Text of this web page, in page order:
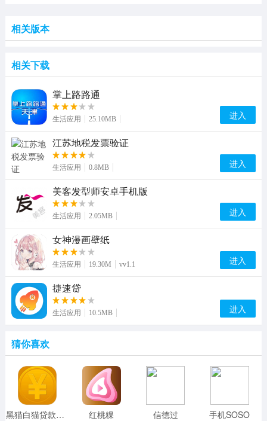
相关版本
相关下载
掌上路路通
生活应用 25.10MB 进入
江苏地税发票验证
生活应用 0.8MB 进入
美客发型师安卓手机版
生活应用 2.05MB 进入
女神漫画壁纸
生活应用 19.30M vv1.1 进入
捷速贷
生活应用 10.5MB 进入
猜你喜欢
黑猫白猫贷款app v1.0
红桃粿
信德过
手机SOSO